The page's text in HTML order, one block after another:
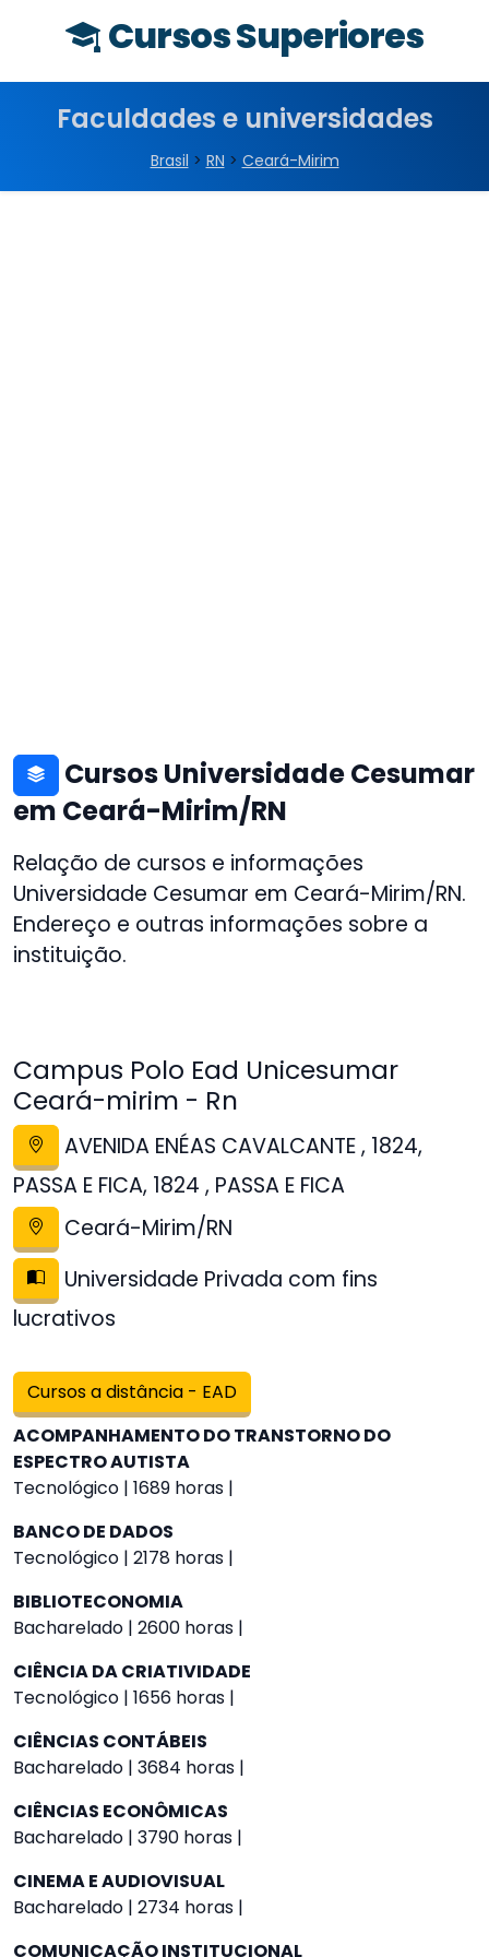
Cursos Superiores
Faculdades e universidades
Brasil > RN > Ceará-Mirim
Cursos Universidade Cesumar
em Ceará-Mirim/RN
Relação de cursos e informações
Universidade Cesumar em Ceará-Mirim/RN.
Endereço e outras informações sobre a
instituição.
Campus Polo Ead Unicesumar
Ceará-mirim - Rn
AVENIDA ENÉAS CAVALCANTE , 1824,
PASSA E FICA, 1824 , PASSA E FICA
Ceará-Mirim/RN
Universidade Privada com fins
lucrativos
Cursos a distância - EAD
ACOMPANHAMENTO DO TRANSTORNO DO
ESPECTRO AUTISTA
Tecnológico | 1689 horas |
BANCO DE DADOS
Tecnológico | 2178 horas |
BIBLIOTECONOMIA
Bacharelado | 2600 horas |
CIÊNCIA DA CRIATIVIDADE
Tecnológico | 1656 horas |
CIÊNCIAS CONTÁBEIS
Bacharelado | 3684 horas |
CIÊNCIAS ECONÔMICAS
Bacharelado | 3790 horas |
CINEMA E AUDIOVISUAL
Bacharelado | 2734 horas |
COMUNICAÇÃO INSTITUCIONAL